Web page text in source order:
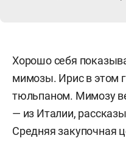
Хорошо себя
мимозы. Ирис в этом
тюльпаном. Мимозу
— из Италии,
Средняя закупочная